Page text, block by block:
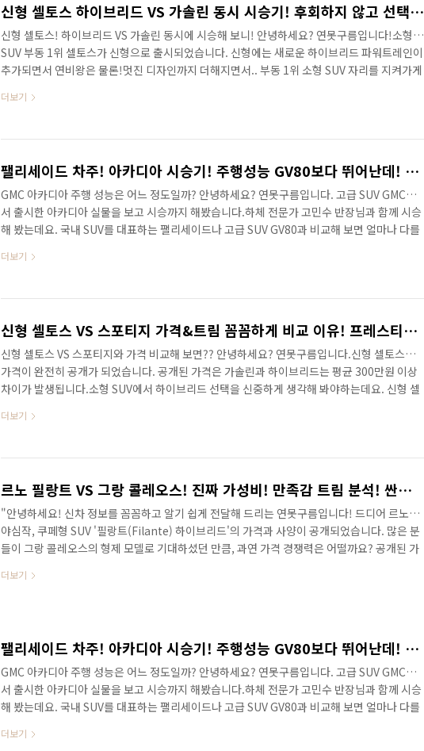
신형 셀토스 하이브리드 VS 가솔린 동시 시승기! 후회하지 않고 선택 방법! 죄송합니다! E-AWD #KIA #seltos #SPORTAGE
신형 셀토스! 하이브리드 VS 가솔린 동시에 시승해 보니! 안녕하세요? 연못구름입니다!소형
SUV 부동 1위 셀토스가 신형으로 출시되었습니다. 신형에는 새로운 하이브리드 파워트레인이
추가되면서 연비왕은 물론!멋진 디자인까지 더해지면서.. 부동 1위 소형 SUV 자리를 지켜가게
&nbsp;&nbsp;"> 다음 소식도 놓치지 않고 빠르게 보고 싶다면 채널에 구독과 알림설정 잊지
스입니다. (하단 링크 복사)https://www.welcar.kr/recommend?userId=43049 신차정
더보기
팰리세이드 차주! 아카디아 시승기! 주행성능 GV80보다 뛰어난데! #대형SUV #ACADIA #더모스트 #GMC #트래버스 #쉐보레
GMC 아카디아 주행 성능은 어느 정도일까? 안녕하세요? 연못구름입니다. 고급 SUV GMC에
서 출시한 아카디아 실물을 보고 시승까지 해봤습니다.하체 전문가 고민수 반장님과 함께 시승
해 봤는데요. 국내 SUV를 대표하는 팰리세이드나 고급 SUV GV80과 비교해 보면 얼마나 다를
주행성능만큼은 아카디아가 뛰어납니다! 직접 시승해 보니.. GMC의 명성은 역시라는 생각을
데..GM만의 주행성능은 인정하지 않을 수 없을 것 같습니다. 어떤 점에서 팰리세이드와 GV80
더보기
신형 셀토스 VS 스포티지 가격&트림 꼼꼼하게 비교 이유! 프레스티지라면...스포티지 구입해야 하는 이유! #하이브리드 #KIA #seltos #SPORTAGE #hybrid
신형 셀토스 VS 스포티지와 가격 비교해 보면?? 안녕하세요? 연못구름입니다.신형 셀토스의
가격이 완전히 공개가 되었습니다. 공개된 가격은 가솔린과 하이브리드는 평균 300만원 이상
차이가 발생됩니다.소형 SUV에서 하이브리드 선택을 신중하게 생각해 봐야하는데요. 신형 셀
브리드를 구입한다면 신형 셀토스 VS 스포티지 트림에 따라서 예상보다 가격 차이가 덜 발생될
신형 셀토스 VS 스포티지 가격&트림 꼼꼼하게 비교 이유! 프레스티지라
더보기
르노 필랑트 VS 그랑 콜레오스! 진짜 가성비! 만족감 트림 분석! 싼타페 쏘렌토 팰리세이드 보다 좋은 이유!
"안녕하세요! 신차 정보를 꼼꼼하고 알기 쉽게 전달해 드리는 연못구름입니다! 드디어 르노의
야심작, 쿠페형 SUV '필랑트(Filante) 하이브리드'의 가격과 사양이 공개되었습니다. 많은 분
들이 그랑 콜레오스의 형제 모델로 기대하셨던 만큼, 과연 가격 경쟁력은 어떨까요? 공개된 가
장 현명한 소비일지, 제가 딱 정해드리겠습니다. 그리고 그랑 콜레오스를 함께 고민하시는 분
더보기
팰리세이드 차주! 아카디아 시승기! 주행성능 GV80보다 뛰어난데! #대형SUV #ACADIA #더모스트 #GMC #트래버스 #쉐보레
GMC 아카디아 주행 성능은 어느 정도일까? 안녕하세요? 연못구름입니다. 고급 SUV GMC에
서 출시한 아카디아 실물을 보고 시승까지 해봤습니다.하체 전문가 고민수 반장님과 함께 시승
해 봤는데요. 국내 SUV를 대표하는 팰리세이드나 고급 SUV GV80과 비교해 보면 얼마나 다를
주행성능만큼은 아카디아가 뛰어납니다! 직접 시승해 보니.. GMC의 명성은 역시라는 생각을
더보기